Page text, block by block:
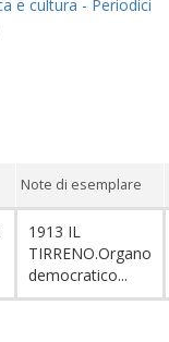
e cultura - Periodici
Note di esemplare
1913 IL
TIRRENO.Organo
democratico...